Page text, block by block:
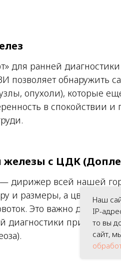
для ранней
позволяет обнаружить
опухоли), которые
в спокойствии и
с ЦДК
дирижер всей нашей
и размеры, а цветовое
Это важно для
диагностики причин
Наш
IP-
то вы
сайт,